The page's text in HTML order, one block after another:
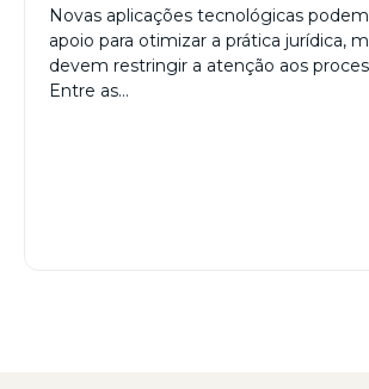
Novas aplicações tecnológicas
apoio para otimizar a prática jurídica,
devem restringir a atenção aos
Entre as…